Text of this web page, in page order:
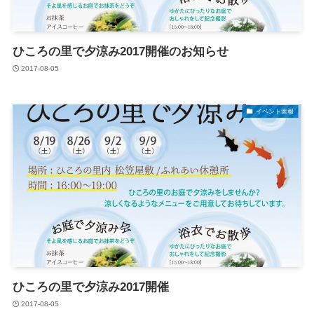
ひころの里で夕涼み2017開催のお知らせ
2017-08-05
イベント速報
ひころの里で夕涼み2017開催
2017-08-05